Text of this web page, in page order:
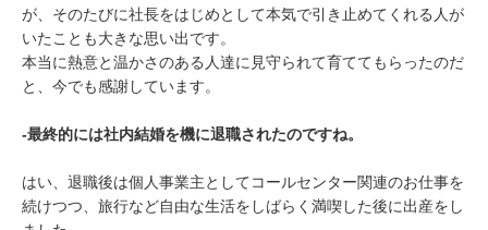
が、そのたびに社長をはじめとして本気で引き止めてくれる人が
いたことも大きな思い出です。
本当に熱意と温かさのある人達に見守られて育ててもらったのだ
と、今でも感謝しています。
‐最終的には社内結婚を機に退職されたのですね。
はい、退職後は個人事業主としてコールセンター関連のお仕事を
続けつつ、旅行など自由な生活をしばらく満喫した後に出産をし